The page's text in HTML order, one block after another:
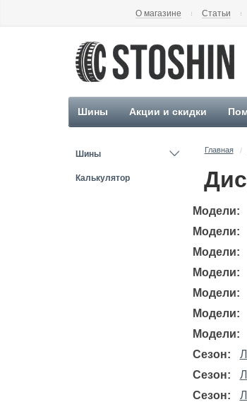
О магазине Статьи
Шины Акции и скидки
Шины
Калькулятор
Главная /
Модели:
Модели:
Модели:
Модели:
Модели:
Модели:
Модели:
Сезон:
Сезон:
Сезон: